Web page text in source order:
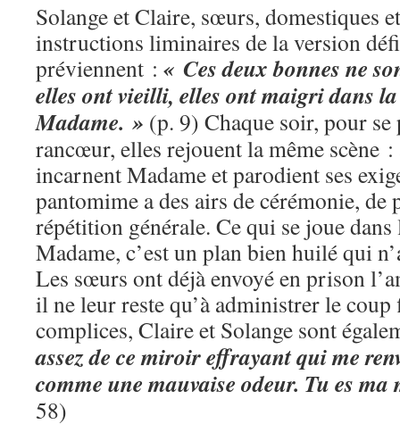
Solange et Claire, sœurs, domestiques
instructions liminaires de la version
préviennent : « Ces deux bonnes ne
elles ont vieilli, elles ont maigri dans
Madame. » (p. 9) Chaque soir, pour
rancœur, elles rejouent la même scène
incarnent Madame et parodient ses
pantomime a des airs de cérémonie, de
répétition générale. Ce qui se joue dans
Madame, c’est un plan bien huilé qui
Les sœurs ont déjà envoyé en prison
il ne leur reste qu’à administrer le
complices, Claire et Solange sont
assez de ce miroir effrayant qui me
comme une mauvaise odeur. Tu es
58)